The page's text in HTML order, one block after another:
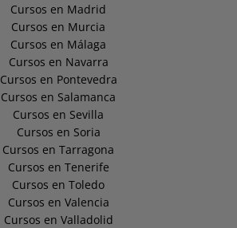
Cursos en Madrid
Cursos en Murcia
Cursos en Málaga
Cursos en Navarra
Cursos en Pontevedra
Cursos en Salamanca
Cursos en Sevilla
Cursos en Soria
Cursos en Tarragona
Cursos en Tenerife
Cursos en Toledo
Cursos en Valencia
Cursos en Valladolid